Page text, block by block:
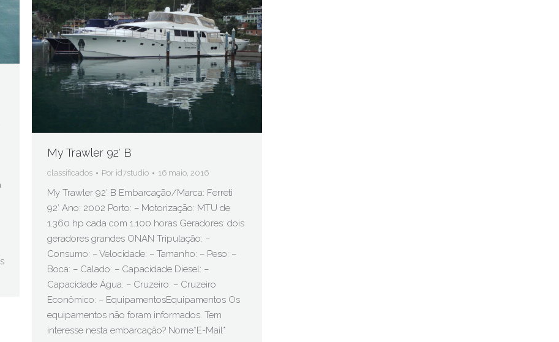
My Trawler 92′ B
classificados Por id7studio 16 maio, 2016
My Trawler 92′ B Embarcação/Marca: Ferreti
92′ Ano: 2002 Porto: – Motorização: MTU de
1.360 hp cada com 1.100 horas Geradores: dois
geradores grandes ONAN Tripulação: –
Consumo: – Velocidade: – Tamanho: – Peso: –
Boca: – Calado: – Capacidade Diesel: –
Capacidade Água: – Cruzeiro: – Cruzeiro
Econômico: – EquipamentosEquipamentos Os
equipamentos não foram informados. Tem
interesse nesta embarcação? Nome*E-Mail*